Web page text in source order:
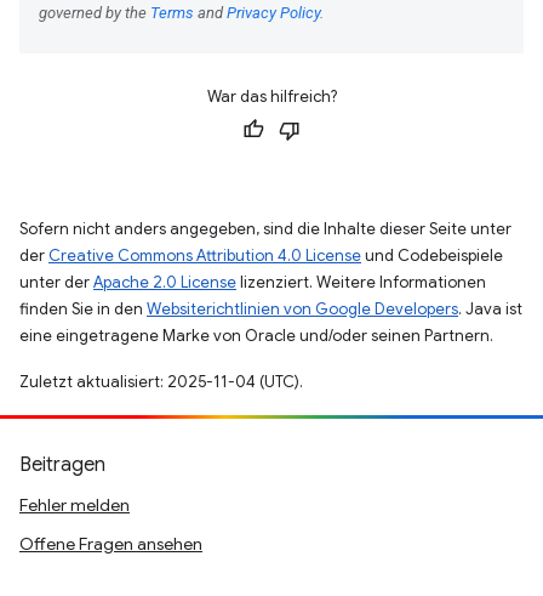
War das hilfreich?
Sofern nicht anders angegeben, sind die Inhalte dieser Seite unter
der Creative Commons Attribution 4.0 Licenseund Codebeispiele
unter derApache 2.0 Licenselizenziert. Weitere Informationen
finden Sie in den Websiterichtlinien von Google Developers. Java ist
eine eingetragene Marke von Oracle und/oder seinen Partnern.
Zuletzt aktualisiert: 2025-11-04 (UTC).
Beitragen
Fehler melden
Offene Fragen ansehen